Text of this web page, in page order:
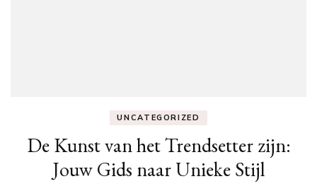
UNCATEGORIZED
De Kunst van het Trendsetter zijn:
Jouw Gids naar Unieke Stijl